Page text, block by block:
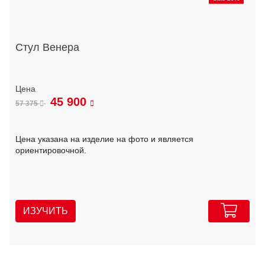
Стул Венера
57 375 45 900
Цена указана на изделие на фото и является
ориентировочной.
ИЗУЧИТЬ